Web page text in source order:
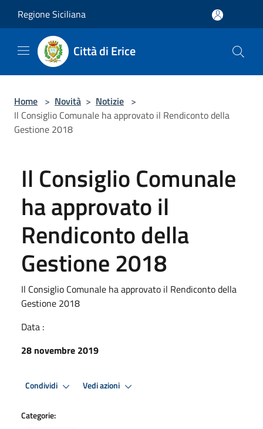
Regione Siciliana
Città di Erice
Home > Novità > Notizie >
Il Consiglio Comunale ha approvato il Rendiconto della
Gestione 2018
Il Consiglio Comunale
ha approvato il
Rendiconto della
Gestione 2018
Il Consiglio Comunale ha approvato il Rendiconto della
Gestione 2018
Data :
28 novembre 2019
Condividi Vedi azioni
Categorie: